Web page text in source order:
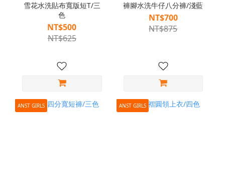
雪花水洗貼布寬版短T/三
色
NT$500
NT$625
褲腳水洗牛仔八分褲/淺藍
NT$700
NT$875
ANST GIRLS ANST GIRLS